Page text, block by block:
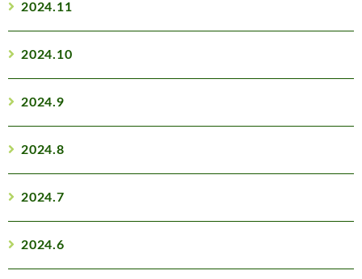
2024.11
2024.10
2024.9
2024.8
2024.7
2024.6